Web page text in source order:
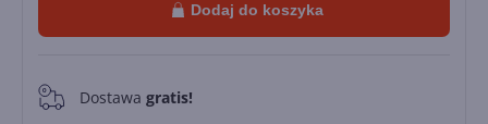
Dodaj do koszyka
0 Dostawa gratis!